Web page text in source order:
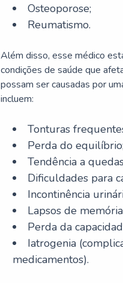
Osteoporose;
Reumatismo.
Além disso, esse médico
condições de saúde que
possam ser causadas por
incluem:
Tonturas
Perda do
Tendência a
Dificuldades para
Incontinência
Lapsos de
Perda da
Iatrogenia
medicamentos).